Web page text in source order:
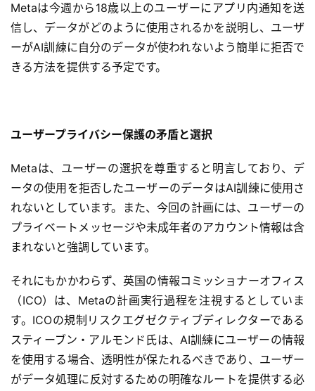
Metaは今週から18歳以上のユーザーにアプリ内通知を送
信し、データがどのように使用されるかを説明し、ユーザ
ーがAI訓練に自分のデータが使われないよう簡単に拒否で
きる方法を提供する予定です。
ユーザープライバシー保護の矛盾と選択
Metaは、ユーザーの選択を尊重すると明言しており、デ
ータの使用を拒否したユーザーのデータはAI訓練に使用さ
れないとしています。また、今回の計画には、ユーザーの
プライベートメッセージや未成年者のアカウント情報は含
まれないと強調しています。
それにもかかわらず、英国の情報コミッショナーオフィス
（ICO）は、Metaの計画実行過程を注視するとしていま
す。ICOの規制リスクエグゼクティブディレクターである
スティーブン・アルモンド氏は、AI訓練にユーザーの情報
を使用する場合、透明性が保たれるべきであり、ユーザー
がデータ処理に反対するための明確なルートを提供する必